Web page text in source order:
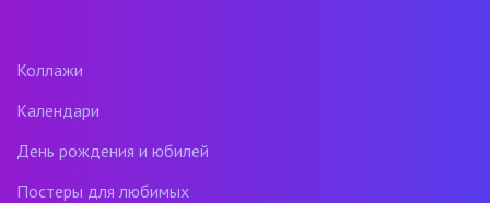
Коллажи
Календари
День рождения и юбилей
Постеры для любимых